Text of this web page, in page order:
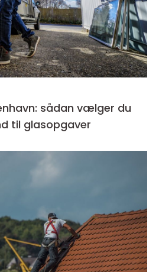
sådan vælger du
til glasopgaver